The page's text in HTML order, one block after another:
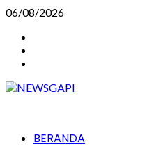
Skip
content
06/08/2026
PrimaryBERANDA